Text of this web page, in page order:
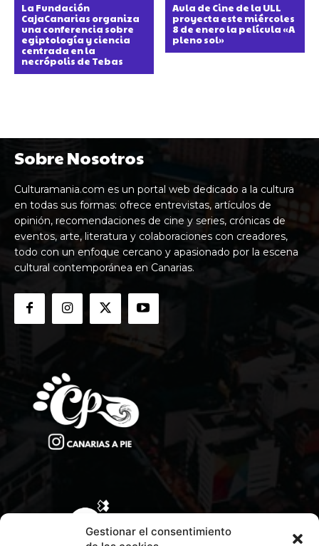
Gestionar el consentimiento
La Fundación
CajaCanarias organiza
una conferencia sobre
egiptología y ciencia
centrada en la
necrópolis de Tebas
Aula de Cine de la ULL
proyecta este miércoles
8 de enero la película «A
pleno sol»
Sobre Nosotros
Culturamania.com es un portal web dedicado a la cultura
en todas sus formas: ofrece entrevistas, artículos de
opinión, recomendaciones de cine y series, crónicas de
eventos, arte, literatura y colaboraciones con creadores,
todo con un enfoque cercano y apasionado por la escena
cultural contemporánea en Canarias.